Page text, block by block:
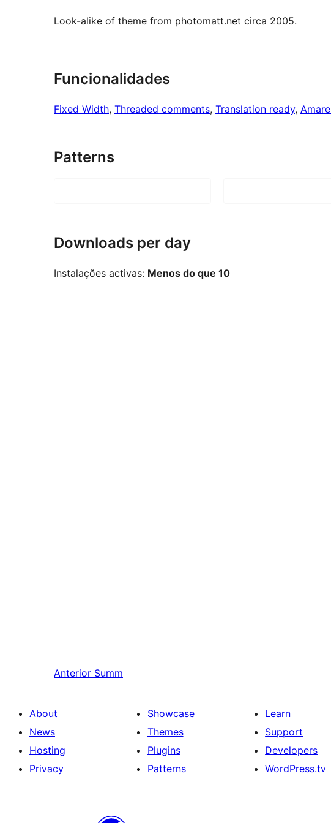
Look-alike of theme from photomatt.net circa 2005.
Funcionalidades
Fixed Width, Threaded comments, Translation ready,
Patterns
Downloads per day
Instalações activas: Menos do que 10
Anterior Summ
About
News
Hosting
Privacy
Showcase
Themes
Plugins
Patterns
Learn
Support
Developers
WordPress.tv